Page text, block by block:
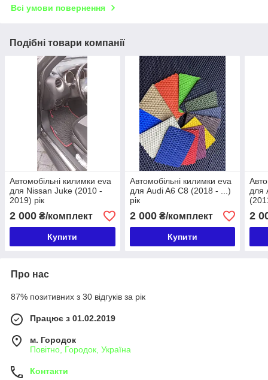
Всі умови повернення
Подібні товари компанії
Автомобільні килимки eva
для Nissan Juke (2010 -
2019) рік
2 000 ₴/комплект
Купити
Автомобільні килимки eva
для Audi A6 C8 (2018 - ...)
рік
2 000₴/комплект
Купити
для
2
Про нас
87% позитивних з 30 відгуків за рік
Працює з 01.02.2019
м. Городок
Повітно, Городок, Україна
Контакти